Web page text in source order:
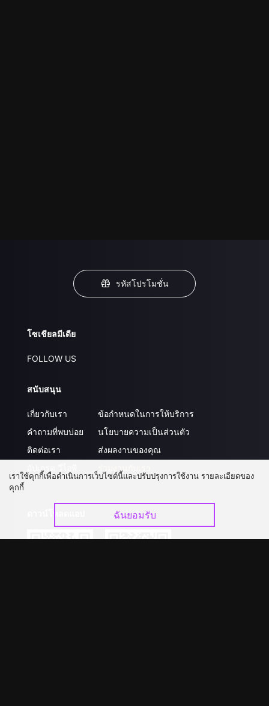
รหัสโปรโมชั่น
โซเชียลมีเดีย
FOLLOW US
สนับสนุน
เกี่ยวกับเรา
คำถามที่พบบ่อย
ติดต่อเรา
ข้อกำหนดในการให้บริการ
นโยบายความเป็นส่วนตัว
ส่งผลงานของคุณ
เราใช้คุกกี้เพื่อดำเนินการเว็บไซต์นี้และปรับปรุงการใช้งาน รายละเอียดของ
คุกกี้
ฉันยอมรับ